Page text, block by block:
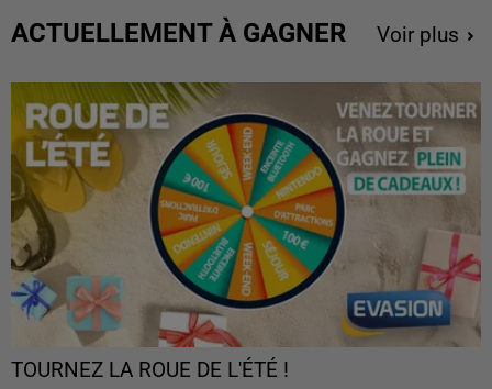
ACTUELLEMENT À GAGNER Voir plus
TOURNEZ LA ROUE DE L'ÉTÉ !